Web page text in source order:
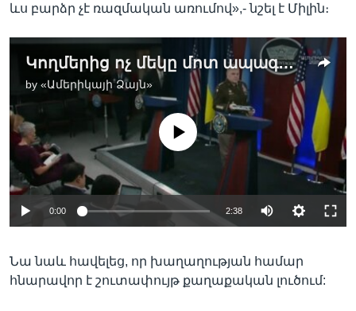
ևս բարձր չէ ռազմական առումով»,- նշել է Միլին։
Կողմերից ոչ մեկը մոտ ապագայում չի հասնի հաջողության. ամերիկացի բարձրաստիճան զինվորականը ուկրաինական պատերազմի մասին
by «Ամերիկայի Ձայն»
No media source currently available
0:00 2:38
Նա նաև հավելեց, որ խաղաղության համար
հնարավոր է շուտափույթ քաղաքական լուծում: